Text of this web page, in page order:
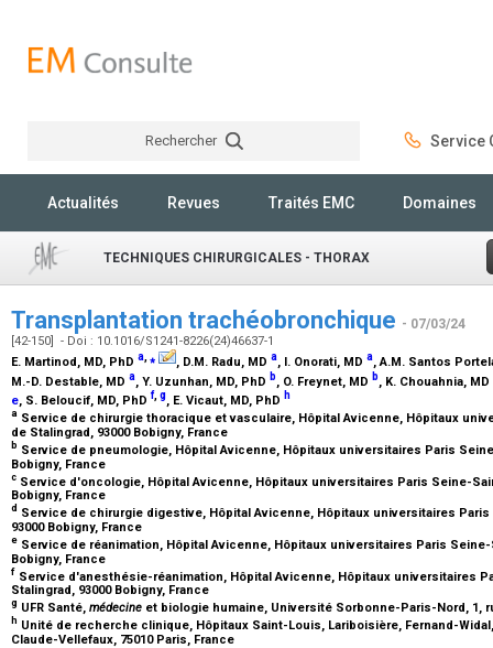
Rechercher Service
Actualités Revues Traités EMC Domaines
TECHNIQUES CHIRURGICALES - THORAX
Transplantation trachéobronchique - 07/03/24
[42-150] - Doi : 10.1016/S1241-8226(24)46637-1
E. Martinod, MD, PhD a,⁎ , D.M. Radu, MD a, I. Onorati, MD a, A.M. Santos
M.-D. Destable, MD a, Y. Uzunhan, MD, PhD b, O. Freynet, MD b, K. Chouahnia, MD
e, S. Beloucif, MD, PhD f,g, E. Vicaut, MD, PhD h
a Service de chirurgie thoracique et vasculaire, Hôpital Avicenne, Hôpitaux
de Stalingrad, 93000 Bobigny, France
b Service de pneumologie, Hôpital Avicenne, Hôpitaux universitaires Paris
Bobigny, France
c Service d'oncologie, Hôpital Avicenne, Hôpitaux universitaires Paris Seine-
Bobigny, France
d Service de chirurgie digestive, Hôpital Avicenne, Hôpitaux universitaires
93000 Bobigny, France
e Service de réanimation, Hôpital Avicenne, Hôpitaux universitaires Paris
Bobigny, France
f Service d'anesthésie-réanimation, Hôpital Avicenne, Hôpitaux universitaires
Stalingrad, 93000 Bobigny, France
g UFR Santé, médecine et biologie humaine, Université Sorbonne-Paris-Nord, 1,
h Unité de recherche clinique, Hôpitaux Saint-Louis, Lariboisière, Fernand-
Claude-Vellefaux, 75010 Paris, France